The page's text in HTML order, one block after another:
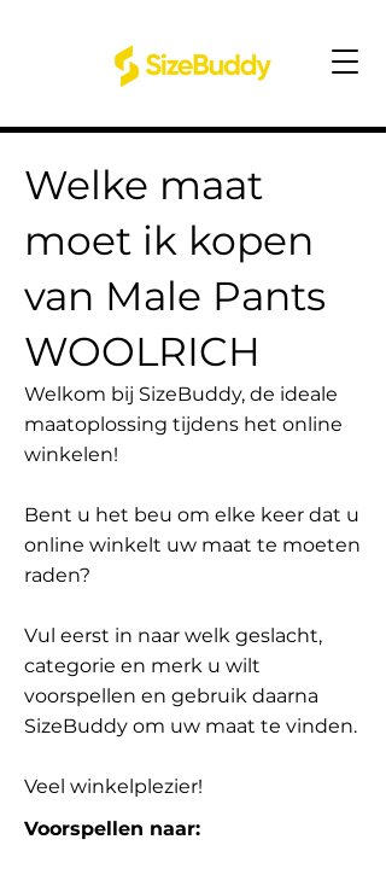
Welke maat
moet ik kopen
van Male Pants
WOOLRICH
Welkom bij SizeBuddy, de ideale
maatoplossing tijdens het online
winkelen!
Bent u het beu om elke keer dat u
online winkelt uw maat te moeten
raden?
Vul eerst in naar welk geslacht,
categorie en merk u wilt
voorspellen en gebruik daarna
SizeBuddy om uw maat te vinden.
Veel winkelplezier!
Voorspellen naar: